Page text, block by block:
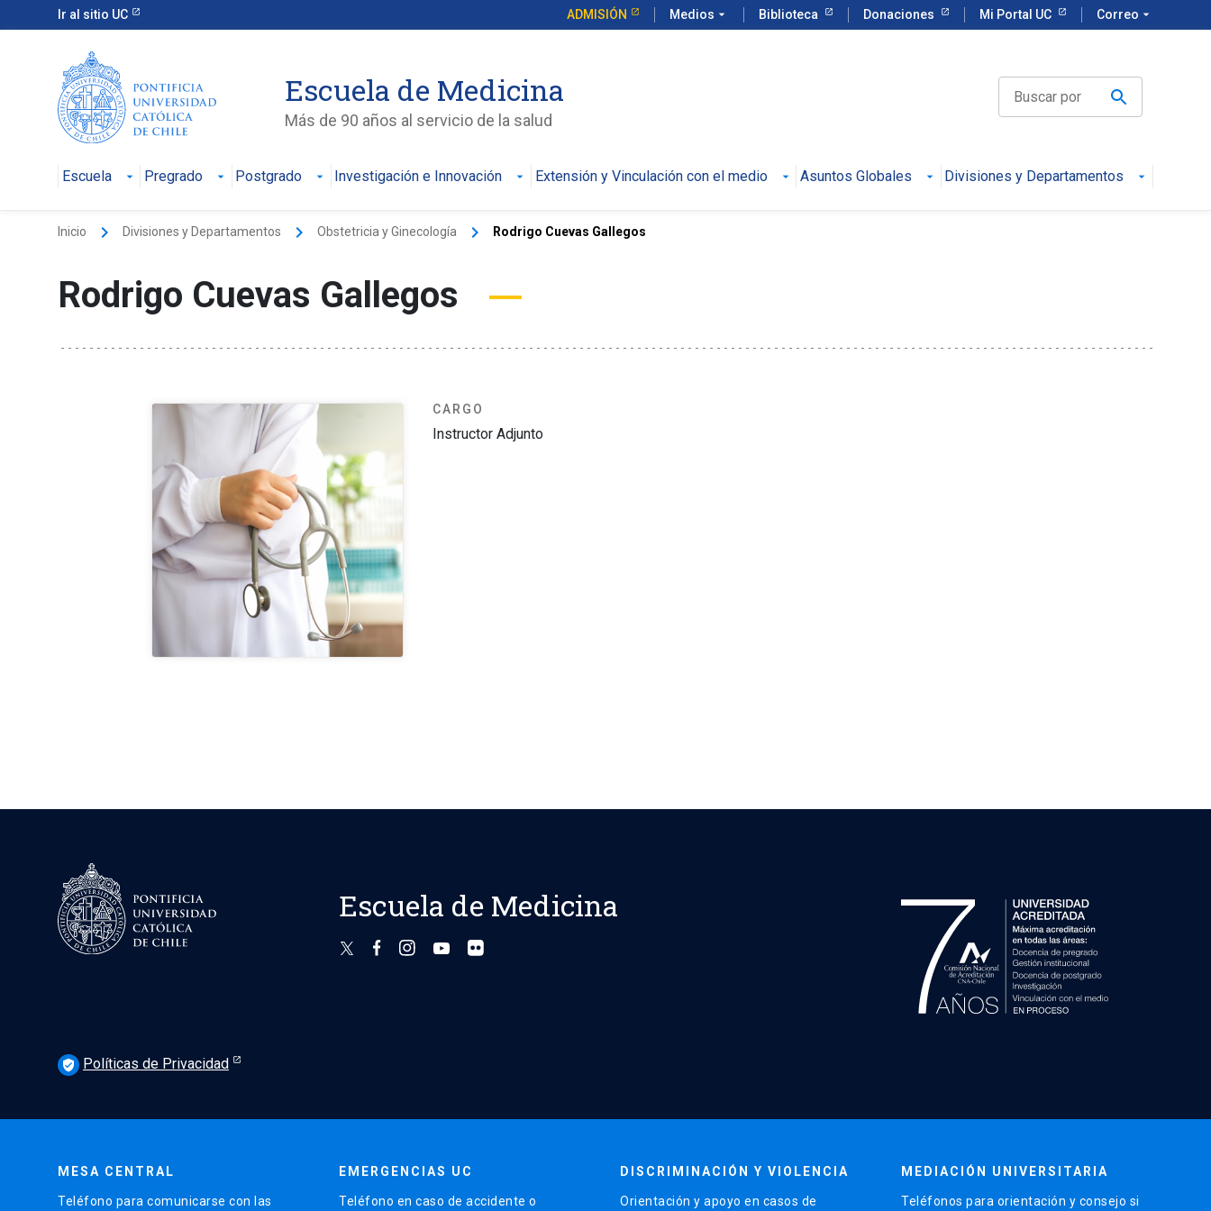
Ir al sitio UC ADMISIÓN Medios arrow_drop_down Biblioteca Donaciones Mi Portal UC Correo arrow_drop_down
Escuela de Medicina
Más de 90 años al servicio de la salud
Escuela Pregrado Postgrado Investigación e Innovación Extensión y Vinculación con el medio Asuntos Globales Divisiones y Departamentos
Inicio keyboard_arrow_right Divisiones y Departamentos keyboard_arrow_right Obstetricia y Ginecología keyboard_arrow_right Rodrigo Cuevas Gallegos
Rodrigo Cuevas Gallegos
CARGO
Instructor Adjunto
Escuela de Medicina
verified_user Políticas de Privacidad
MESA CENTRAL
Teléfono para comunicarse con las
EMERGENCIAS UC
Teléfono en caso de accidente o
DISCRIMINACIÓN Y VIOLENCIA
Orientación y apoyo en casos de
MEDIACIÓN UNIVERSITARIA
Teléfonos para orientación y consejo si